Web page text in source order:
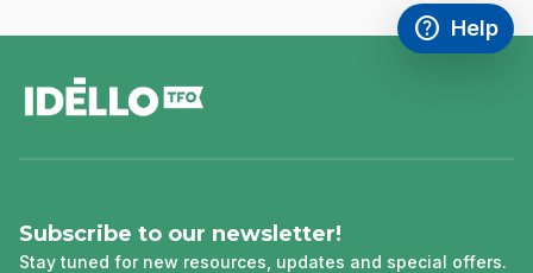
help
Access
Help
,This link
Subscribe to our newsletter!
Stay tuned for new resources, updates and special offers.